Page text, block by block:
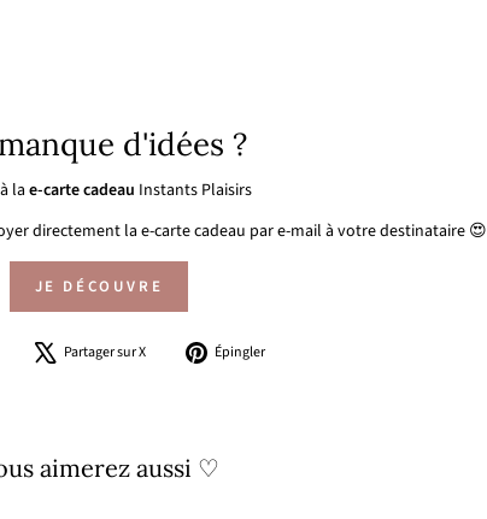
d'idées ?
la e-carte cadeau Instants Plaisirs
directement la e-carte cadeau par e-mail à votre destinataire 😍
JE DÉCOUVRE
PartagerPartager sur X
TweeterÉpingler
aimerez aussi ♡